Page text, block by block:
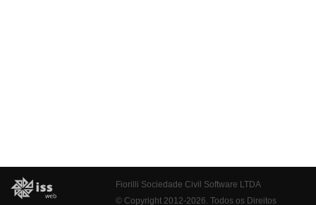
Fiorilli Sociedade Civil Software LTDA
© Copyright 2012-2026. Todos os Direitos